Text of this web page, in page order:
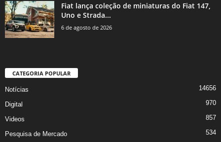
Fiat lança coleção de miniaturas do Fiat 147,
Uno e Strada...
6 de agosto de 2026
CATEGORIA POPULAR
Notícias 14656
Digital 970
Videos 857
Pesquisa de Mercado 534